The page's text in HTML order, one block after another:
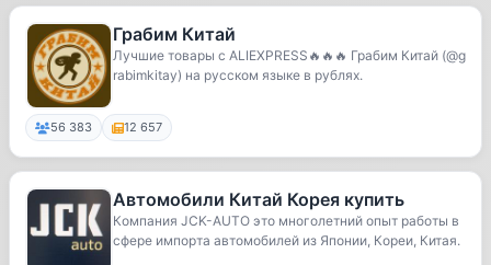
Грабим Китай
Лучшие товары с ALIEXPRESS🔥🔥🔥 Грабим Китай (@g
rabimkitay) на русском языке в рублях.
56 383 12 657
Автомобили Китай Корея купить
Компания JCK-AUTO это многолетний опыт работы в
сфере импорта автомобилей из Японии, Кореи, Китая.